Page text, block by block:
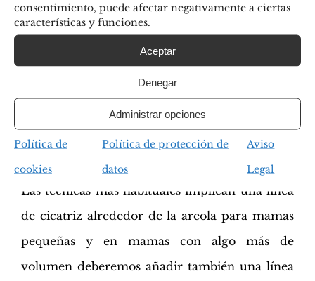
consentimiento, puede afectar negativamente a ciertas
características y funciones.
Aceptar
Denegar
Administrar opciones
Política de
cookies
Política de protección de
datos
Aviso
Legal
para un mejor moldeado masculinizante.
En cuanto a las técnicas quirúrgicas existen
fundamentalmente del volumen mamario
inicial, de la distancia a la que esté el pezón y
del resultado que deseemos conseguir.
Las técnicas más habituales implican una línea
de cicatriz alrededor de la areola para mamas
pequeñas y en mamas con algo más de
volumen deberemos añadir también una línea